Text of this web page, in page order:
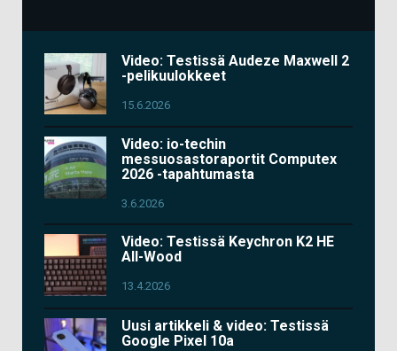
Video: Testissä Audeze Maxwell 2
-pelikuulokkeet
15.6.2026
Video: io-techin
messuosastoraportit Computex
2026 -tapahtumasta
3.6.2026
Video: Testissä Keychron K2 HE
All-Wood
13.4.2026
Uusi artikkeli & video: Testissä
Google Pixel 10a